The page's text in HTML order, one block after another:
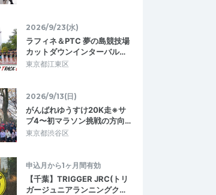
2026/9/23(水)
ラフィネ＆PTC 夢の島競技場
カットダウンインターバル…
東京都江東区
2026/9/13(日)
がんばれゆうすけ20K走※サ
ブ4〜初マラソン挑戦の方向…
東京都渋谷区
申込月から1ヶ月間有効
【千葉】TRIGGER JRC(トリ
ガージュニアランニングク…